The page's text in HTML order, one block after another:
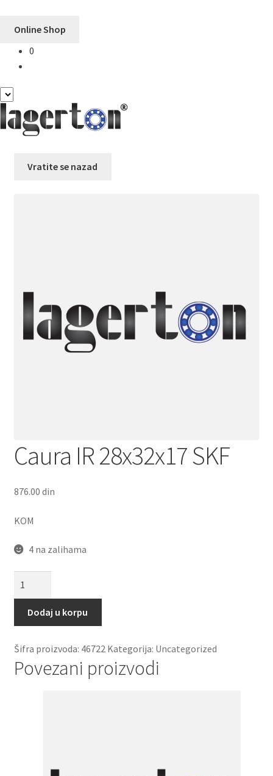
Online Shop
0
Vratite se nazad
Caura IR 28x32x17 SKF
876.00 din
KOM
4 na zalihama
28x32x17
SKF
Dodaj u korpu
Šifra proizvoda: 46722 Kategorija: Uncategorized
Povezani proizvodi